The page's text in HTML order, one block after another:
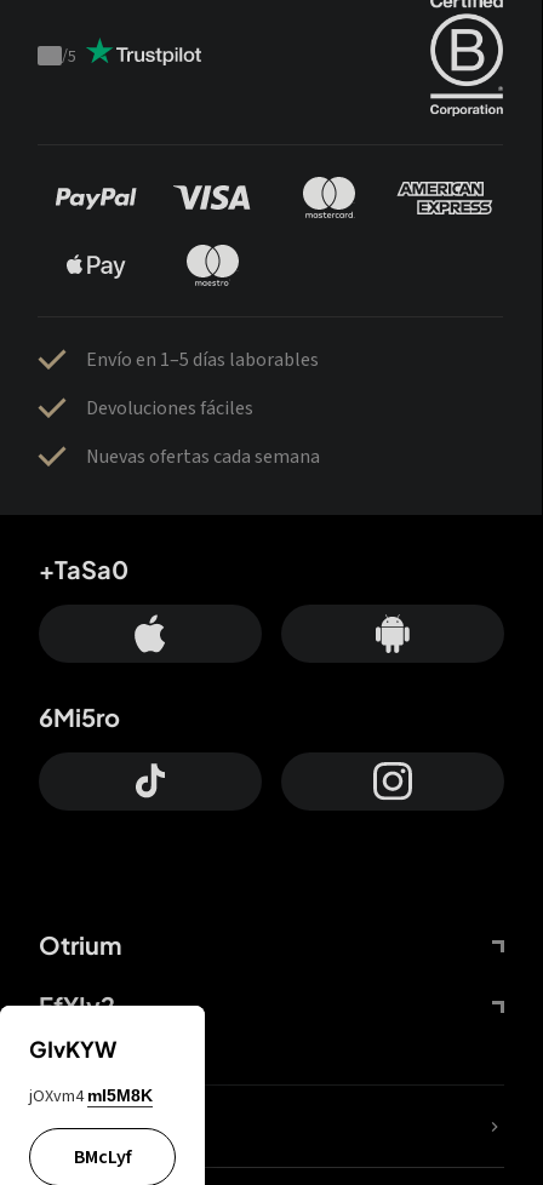
Trustpilot
/5
Envío en 1–5 días laborables
Devoluciones fáciles
Nuevas ofertas cada semana
Otrium
FfYIy2
+TaSa0
6Mi5ro
65A04M
GIvKYW
jOXvm4 mI5M8K
BMcLyf